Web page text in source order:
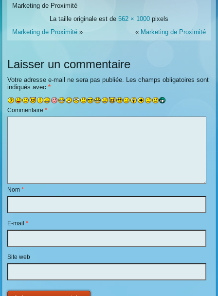
Marketing de Proximité
La taille originale est de 562 × 1000 pixels
Marketing de Proximité » « Marketing de Proximité
Laisser un commentaire
Votre adresse e-mail ne sera pas publiée. Les champs obligatoires sont
indiqués avec*
Commentaire*
Nom*
E-mail*
Site web